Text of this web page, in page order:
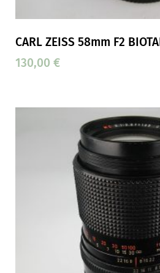
CARL ZEISS 58mm F2
130,00 €